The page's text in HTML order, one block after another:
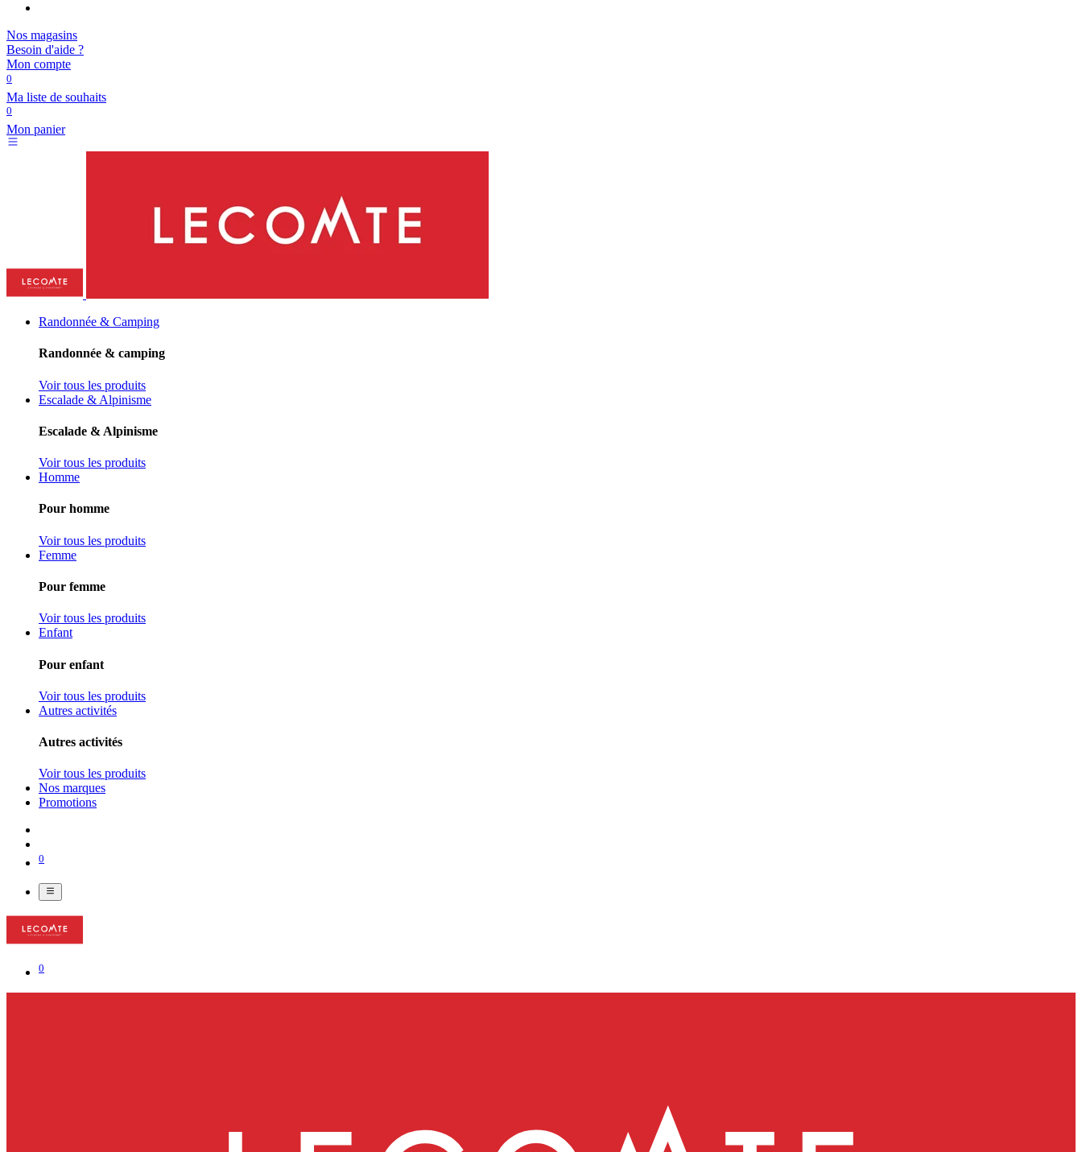
Nos magasins
Besoin d'aide ?
Mon compte
0
Ma liste de souhaits
0
Mon panier
Randonnée & Camping
Randonnée & camping
Voir tous les produits
Escalade & Alpinisme
Escalade & Alpinisme
Voir tous les produits
Homme
Pour homme
Voir tous les produits
Femme
Pour femme
Voir tous les produits
Enfant
Pour enfant
Voir tous les produits
Autres activités
Autres activités
Voir tous les produits
Nos marques
Promotions
0
0